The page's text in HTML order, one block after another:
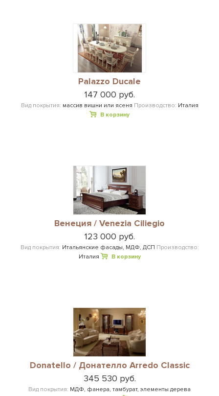
Palazzo Ducale
147 000 руб.
Вид покрытия: массив вишни или ясеня Производство: Италия
В корзину
Венеция / Venezia Ciliegio
123 000 руб.
Вид покрытия: Итальянские фасады, МДФ, ДСП Производство:
Италия
В корзину
Donatello / Донателло Arredo Classic
345 530 руб.
Вид покрытия: МДФ, фанера, тамбурат, элементы дерева